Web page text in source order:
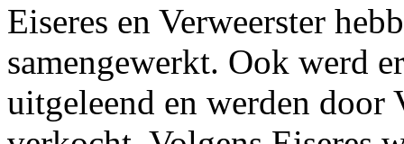
Eiseres en Verweerster
samengewerkt. Ook werd
uitgeleend en werden